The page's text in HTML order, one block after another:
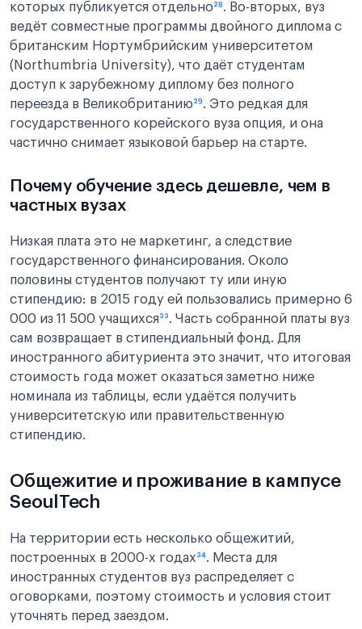
которых публикуется отдельно²⁸. Во-вторых, вуз
ведёт совместные программы двойного диплома с
британским Нортумбрийским университетом
(Northumbria University), что даёт студентам
доступ к зарубежному диплому без полного
переезда в Великобританию²⁹. Это редкая для
государственного корейского вуза опция, и она
частично снимает языковой барьер на старте.
Почему обучение здесь дешевле, чем в
частных вузах
Низкая плата это не маркетинг, а следствие
государственного финансирования. Около
половины студентов получают ту или иную
стипендию: в 2015 году ей пользовались примерно 6
000 из 11 500 учащихся³³. Часть собранной платы вуз
сам возвращает в стипендиальный фонд. Для
иностранного абитуриента это значит, что итоговая
стоимость года может оказаться заметно ниже
номинала из таблицы, если удаётся получить
университетскую или правительственную
стипендию.
Общежитие и проживание в кампусе
SeoulTech
На территории есть несколько общежитий,
построенных в 2000-х годах³⁴. Места для
иностранных студентов вуз распределяет с
оговорками, поэтому стоимость и условия стоит
уточнять перед заездом.